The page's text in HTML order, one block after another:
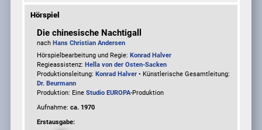
Hörspiel
Die chinesische Nachtigall
nachHans Christian Andersen
Hörspielbearbeitung und Regie: Konrad Halver
Regieassistenz: Hella von der Osten-Sacken
Produktionsleitung: Konrad Halver • Künstlerische Gesamtleitung:
Dr. Beurmann
Produktion: EineStudio EUROPA-Produktion
Aufnahme:ca. 1970
Erstausgabe: